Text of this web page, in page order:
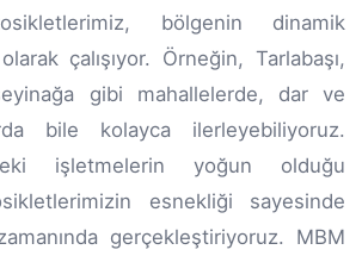
bölgenin dinamik
çalışıyor. Örneğin, Tarlabaşı,
gibi mahallelerde, dar ve
bile kolayca ilerleyebiliyoruz.
işletmelerin yoğun olduğu
esnekliği sayesinde
gerçekleştiriyoruz. MBM